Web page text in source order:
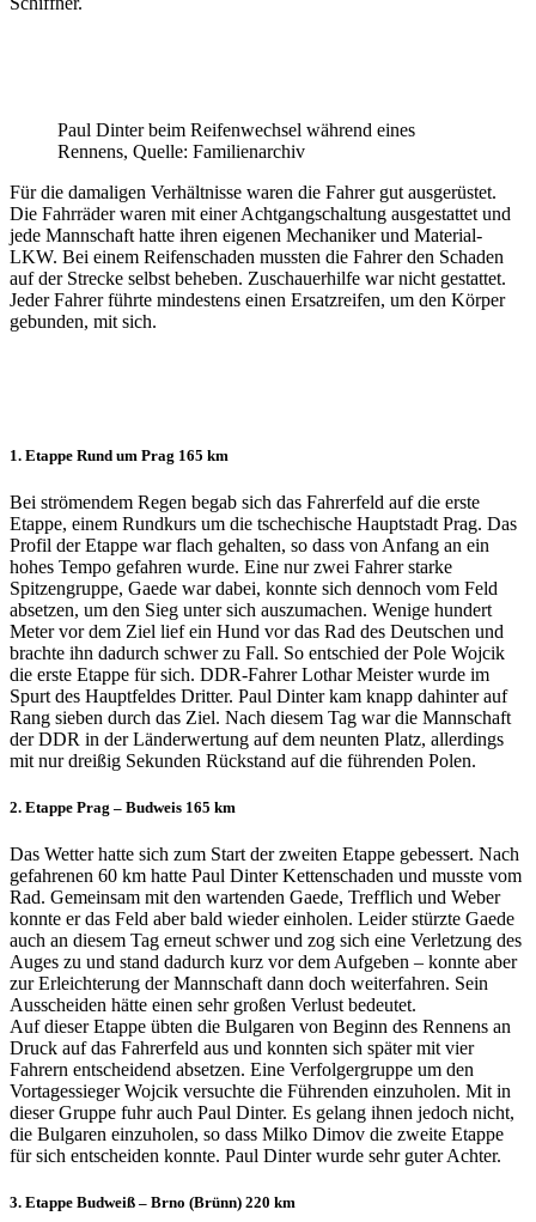
Paul Dinter beim Reifenwechsel während eines
Rennens, Quelle: Familienarchiv
Für die damaligen Verhältnisse waren die Fahrer gut ausgerüstet.
Die Fahrräder waren mit einer Achtgangschaltung ausgestattet und
jede Mannschaft hatte ihren eigenen Mechaniker und Material-
LKW. Bei einem Reifenschaden mussten die Fahrer den Schaden
auf der Strecke selbst beheben. Zuschauerhilfe war nicht gestattet.
Jeder Fahrer führte mindestens einen Ersatzreifen, um den Körper
gebunden, mit sich.
1. Etappe Rund um Prag 165 km
Bei strömendem Regen begab sich das Fahrerfeld auf die erste
Etappe, einem Rundkurs um die tschechische Hauptstadt Prag. Das
Profil der Etappe war flach gehalten, so dass von Anfang an ein
hohes Tempo gefahren wurde. Eine nur zwei Fahrer starke
Spitzengruppe, Gaede war dabei, konnte sich dennoch vom Feld
absetzen, um den Sieg unter sich auszumachen. Wenige hundert
Meter vor dem Ziel lief ein Hund vor das Rad des Deutschen und
brachte ihn dadurch schwer zu Fall. So entschied der Pole Wojcik
die erste Etappe für sich. DDR-Fahrer Lothar Meister wurde im
Spurt des Hauptfeldes Dritter. Paul Dinter kam knapp dahinter auf
Rang sieben durch das Ziel. Nach diesem Tag war die Mannschaft
der DDR in der Länderwertung auf dem neunten Platz, allerdings
mit nur dreißig Sekunden Rückstand auf die führenden Polen.
2. Etappe Prag – Budweis 165 km
Das Wetter hatte sich zum Start der zweiten Etappe gebessert. Nach
gefahrenen 60 km hatte Paul Dinter Kettenschaden und musste vom
Rad. Gemeinsam mit den wartenden Gaede, Trefflich und Weber
konnte er das Feld aber bald wieder einholen. Leider stürzte Gaede
auch an diesem Tag erneut schwer und zog sich eine Verletzung des
Auges zu und stand dadurch kurz vor dem Aufgeben – konnte aber
zur Erleichterung der Mannschaft dann doch weiterfahren. Sein
Ausscheiden hätte einen sehr großen Verlust bedeutet.
Auf dieser Etappe übten die Bulgaren von Beginn des Rennens an
Druck auf das Fahrerfeld aus und konnten sich später mit vier
Fahrern entscheidend absetzen. Eine Verfolgergruppe um den
Vortagessieger Wojcik versuchte die Führenden einzuholen. Mit in
dieser Gruppe fuhr auch Paul Dinter. Es gelang ihnen jedoch nicht,
die Bulgaren einzuholen, so dass Milko Dimov die zweite Etappe
für sich entscheiden konnte. Paul Dinter wurde sehr guter Achter.
3. Etappe Budweiß – Brno (Brünn) 220 km